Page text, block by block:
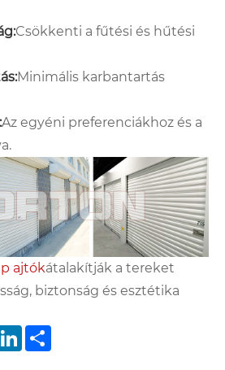
Csökkenti a fűtési és hűtési
Minimális karbantartás
Az egyéni preferenciákhoz és a
ajtókátalakítják a tereket
biztonság és esztétika
PinterestLinkedIn